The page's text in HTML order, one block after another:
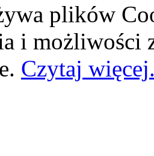
plików
i możliwości
Czytaj